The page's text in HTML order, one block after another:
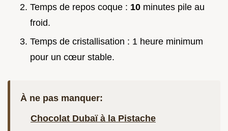
Temps de repos coque : 10 minutes pile au
froid.
Temps de cristallisation : 1 heure minimum
pour un cœur stable.
À ne pas manquer:
Chocolat Dubaï à la Pistache